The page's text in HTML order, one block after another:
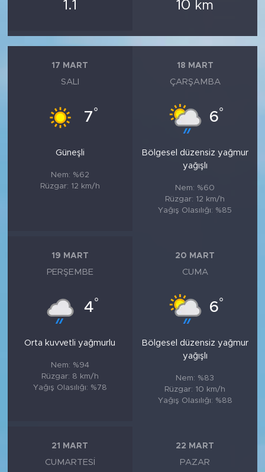
1.1 10 km
17 MART
SALI
7°
Güneşli
Nem: %62
Rüzgar: 12 km/h
18 MART
ÇARŞAMBA
6°
Bölgesel düzensiz yağmur
yağışlı
Nem: %60
Rüzgar: 12 km/h
Yağış Olasılığı: %85
19 MART
PERŞEMBE
4°
Orta kuvvetli yağmurlu
Nem: %94
Rüzgar: 8 km/h
Yağış Olasılığı: %78
20 MART
CUMA
6°
Bölgesel düzensiz yağmur
yağışlı
Nem: %83
Rüzgar: 10 km/h
Yağış Olasılığı: %88
21 MART
CUMARTESI
22 MART
PAZAR